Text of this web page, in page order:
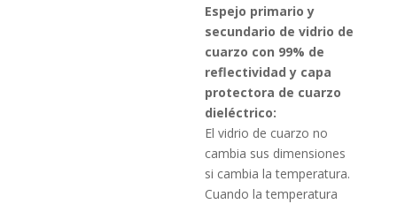
Espejo primario y
secundario de vidrio de
cuarzo con 99% de
reflectividad y capa
protectora de cuarzo
dieléctrico:
El vidrio de cuarzo no
cambia sus dimensiones
si cambia la temperatura.
Cuando la temperatura